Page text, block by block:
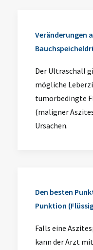
Veränderungen
Der Ultraschall
mögliche
tumorbedingte
(maligner
Ursachen.
Den besten
Punktion
Falls eine
kann der Arzt